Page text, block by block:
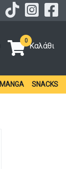
0
Καλάθι
MANGA SNACKS